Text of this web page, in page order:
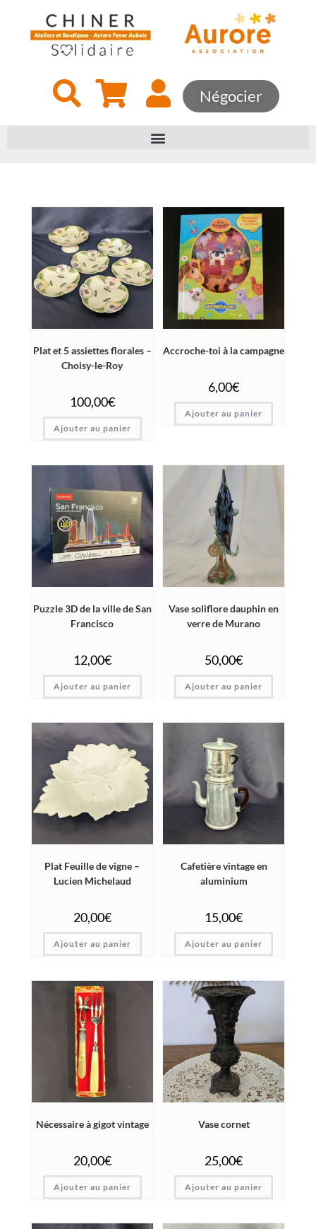
Négocier
Plat et 5 assiettes florales –
Choisy-le-Roy
100,00€
Ajouter au panier
Accroche-toi à la campagne
6,00€
Ajouter au panier
Puzzle 3D de la ville de San
Francisco
12,00€
Ajouter au panier
Vase soliflore dauphin en
verre de Murano
50,00€
Ajouter au panier
Plat Feuille de vigne –
Lucien Michelaud
20,00€
Ajouter au panier
Cafetière vintage en
aluminium
15,00€
Ajouter au panier
Nécessaire à gigot vintage
20,00€
Ajouter au panier
Vase cornet
25,00€
Ajouter au panier